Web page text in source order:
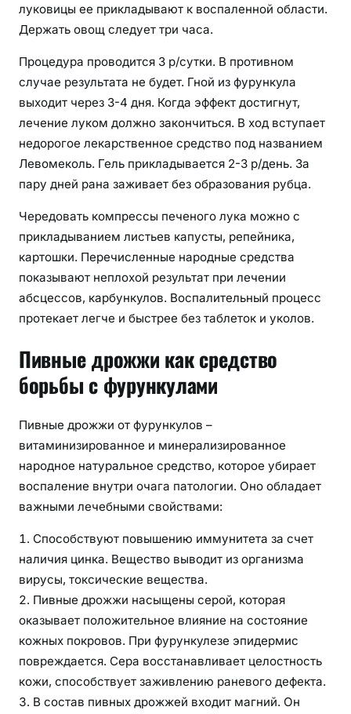
луковицы ее прикладывают к воспаленной области.
Держать овощ следует три часа.
Процедура проводится 3 р/сутки. В противном
случае результата не будет. Гной из фурункула
выходит через 3-4 дня. Когда эффект достигнут,
лечение луком должно закончиться. В ход вступает
недорогое лекарственное средство под названием
Левомеколь. Гель прикладывается 2-3 р/день. За
пару дней рана заживает без образования рубца.
Чередовать компрессы печеного лука можно с
прикладыванием листьев капусты, репейника,
картошки. Перечисленные народные средства
показывают неплохой результат при лечении
абсцессов, карбункулов. Воспалительный процесс
протекает легче и быстрее без таблеток и уколов.
Пивные дрожжи как средство
борьбы с фурункулами
Пивные дрожжи от фурункулов –
витаминизированное и минерализированное
народное натуральное средство, которое убирает
воспаление внутри очага патологии. Оно обладает
важными лечебными свойствами:
Способствуют повышению иммунитета за счет
наличия цинка. Вещество выводит из организма
вирусы, токсические вещества.
Пивные дрожжи насыщены серой, которая
оказывает положительное влияние на состояние
кожных покровов. При фурункулезе эпидермис
повреждается. Сера восстанавливает целостность
кожи, способствует заживлению раневого дефекта.
В состав пивных дрожжей входит магний. Он